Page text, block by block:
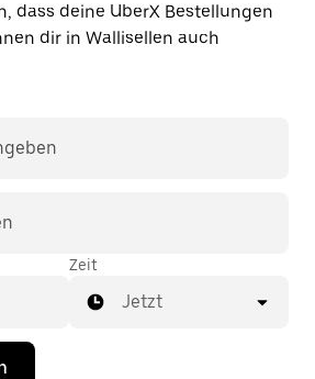
dass deine UberX Bestellungen
dir in Wallisellen auch
zugewiesen werden. In
kennst, während du mit
der Schweiz kannst du in der
Taxi bestellen, wenn du sicher
dir ein Taxi für deine Fahrt
Zeit
Jetzt